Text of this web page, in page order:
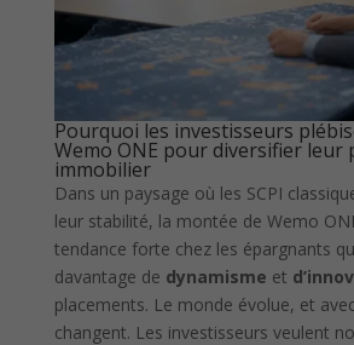
Pourquoi les investisseurs
Wemo ONE pour diversifier leur
immobilier
Dans un paysage où les SCPI
leur stabilité, la montée de Wemo
tendance forte chez les épargnants
davantage de dynamisme et
placements. Le monde évolue, et
changent. Les investisseurs veulent